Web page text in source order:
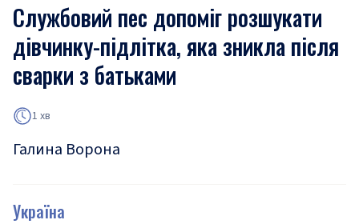
Службовий пес допоміг розшукати
дівчинку-підлітка, яка зникла після
сварки з батьками
1 хв
Галина Ворона
Україна